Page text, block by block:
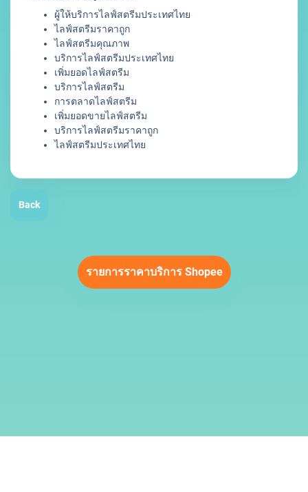
ผู้ให้บริการไลฟ์สตรีมประเทศไทย
ไลฟ์สตรีมราคาถูก
ไลฟ์สตรีมคุณภาพ
บริการไลฟ์สตรีมประเทศไทย
เพิ่มยอดไลฟ์สตรีม
บริการไลฟ์สตรีม
การตลาดไลฟ์สตรีม
เพิ่มยอดขายไลฟ์สตรีม
บริการไลฟ์สตรีมราคาถูก
ไลฟ์สตรีมประเทศไทย
Back
รายการราคาบริการ Shopee